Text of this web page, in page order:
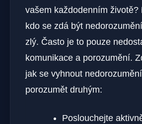
vašem každodenním životě?
kdo se zdá být
zlý. Často je to pouze
komunikace a porozumění.
jak se vyhnout
porozumět druhým:
Poslouchejte